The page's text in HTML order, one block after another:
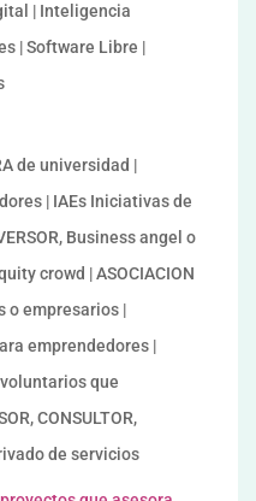
| Inteligencia
| Software Libre |
de universidad |
| IAEs Iniciativas de
Business angel o
crowd | ASOCIACION
o empresarios |
emprendedores |
que
CONSULTOR,
de servicios